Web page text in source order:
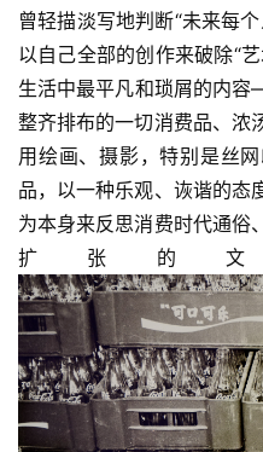
曾轻描淡写地判断“未来每
以自己全部的创作来破除“
生活中最平凡和琐屑的内
整齐排布的一切消费品、浓
用绘画、摄影，特别是丝
品，以一种乐观、诙谐的态
为本身来反思消费时代通俗
扩张的